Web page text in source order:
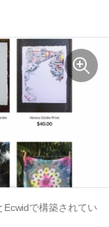
で構築されてい